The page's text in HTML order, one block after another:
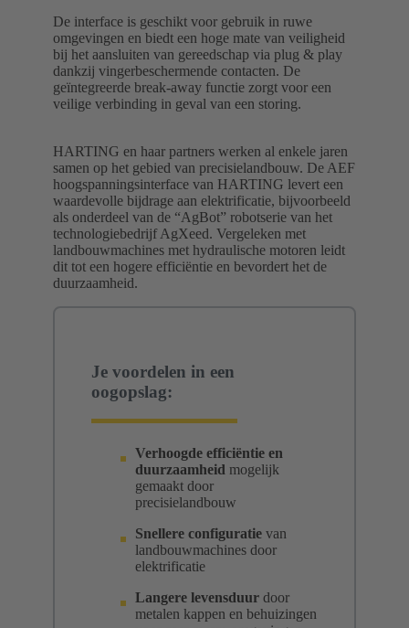
De interface is geschikt voor gebruik in ruwe
omgevingen en biedt een hoge mate van veiligheid
bij het aansluiten van gereedschap via plug & play
dankzij vingerbeschermende contacten. De
geïntegreerde break-away functie zorgt voor een
veilige verbinding in geval van een storing.
HARTING en haar partners werken al enkele jaren
samen op het gebied van precisielandbouw. De AEF
hoogspanningsinterface van HARTING levert een
waardevolle bijdrage aan elektrificatie, bijvoorbeeld
als onderdeel van de “AgBot” robotserie van het
technologiebedrijf AgXeed. Vergeleken met
landbouwmachines met hydraulische motoren leidt
dit tot een hogere efficiëntie en bevordert het de
duurzaamheid.
Je voordelen in een
oogopslag:
Verhoogde efficiëntie en
duurzaamheid mogelijk
gemaakt door
precisielandbouw
Snellere configuratie van
landbouwmachines door
elektrificatie
Langere levensduur door
metalen kappen en behuizingen